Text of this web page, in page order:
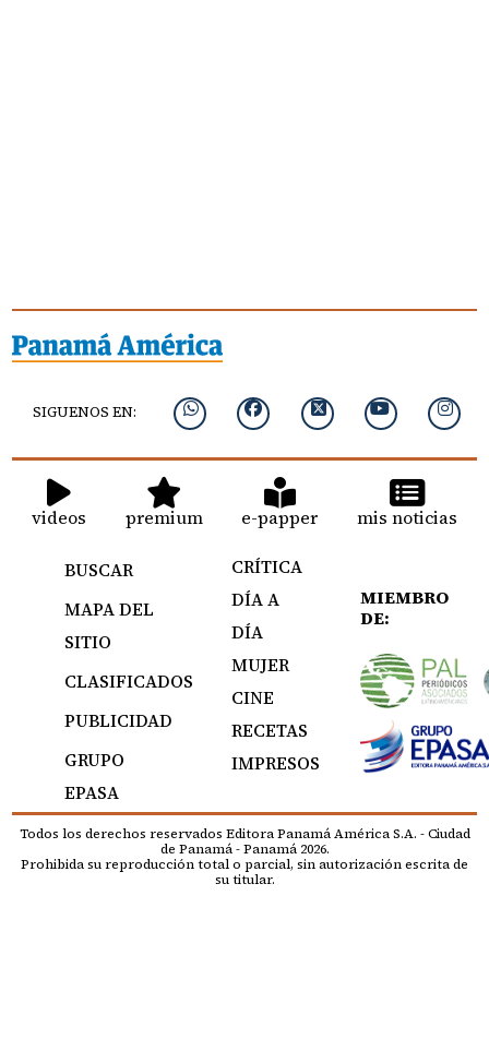
SIGUENOS EN:
videos premium e-papper mis noticias
BUSCAR
MAPA DEL
SITIO
CLASIFICADOS
PUBLICIDAD
GRUPO
EPASA
CRÍTICA
DÍA A
DÍA
MUJER
CINE
RECETAS
IMPRESOS
MIEMBRO
DE:
Todos los derechos reservados Editora Panamá América S.A. - Ciudad
de Panamá - Panamá 2026.
Prohibida su reproducción total o parcial, sin autorización escrita de
su titular.